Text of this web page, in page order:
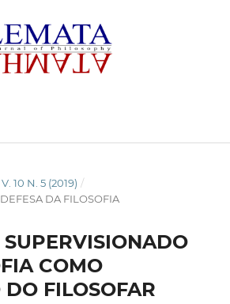
V. 10 N. 5 (2019) /
DA FILOSOFIA
SUPERVISIONADO
COMO
DO FILOSOFAR